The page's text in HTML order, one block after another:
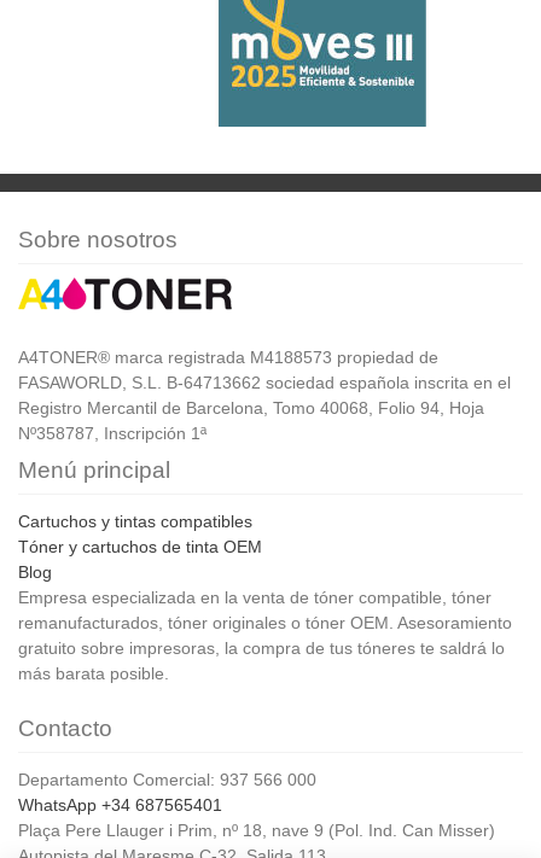
Sobre nosotros
A4TONER® marca registrada M4188573 propiedad de
FASAWORLD, S.L. B-64713662 sociedad española inscrita en el
Registro Mercantil de Barcelona, Tomo 40068, Folio 94, Hoja
Nº358787, Inscripción 1ª
Menú principal
Cartuchos y tintas compatibles
Tóner y cartuchos de tinta OEM
Blog
Empresa especializada en la venta de tóner compatible, tóner
remanufacturados, tóner originales o tóner OEM. Asesoramiento
gratuito sobre impresoras, la compra de tus tóneres te saldrá lo
más barata posible.
Contacto
Departamento Comercial: 937 566 000
WhatsApp +34 687565401
Plaça Pere Llauger i Prim, nº 18, nave 9 (Pol. Ind. Can Misser)